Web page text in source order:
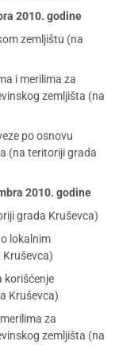
2010. godine
zemljištu (na
i merilima za
zemljišta (na
po osnovu
(na teritoriji grada
2010. godine
grada Kruševca)
lokalnim
korišćenje
Kruševca)
za
zemljišta (na